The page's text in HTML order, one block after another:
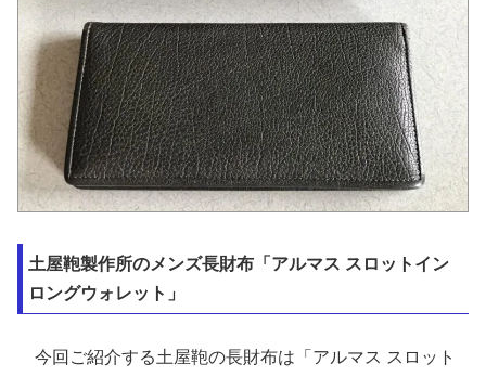
土屋鞄製作所のメンズ長財布「アルマス スロットイン
ロングウォレット」
今回ご紹介する土屋鞄の長財布は「アルマス スロット